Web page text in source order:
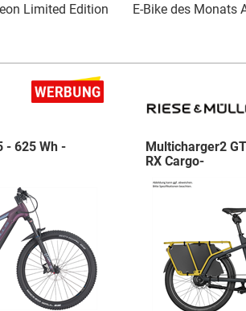
Limited Edition E-Bike des Monats
- 625 Wh -
Multicharger2
RX Cargo-